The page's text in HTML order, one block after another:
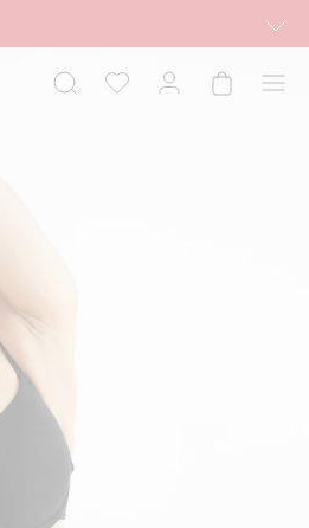
i Newbie oraz na kappahl.com. Ofert